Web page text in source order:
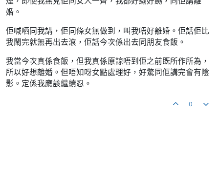
婚。
佢喊哂同我講，佢同條女無做到，叫我唔好離婚。佢話佢比
我鬧完就無再出去滾，佢話今次係出去同朋友食飯。
我當今次真係食飯，但我真係原諒唔到佢之前既所作所為，
所以好想離婚。但唔知呀女點處理好，好驚同佢講完會有陰
影。定係我應該繼續忍。
0